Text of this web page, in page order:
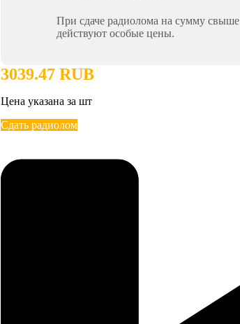
При сдаче радиолома на сумму свыше
действуют особые цены.
3039.47 RUB
Цена указана за шт
Сдать радиолом